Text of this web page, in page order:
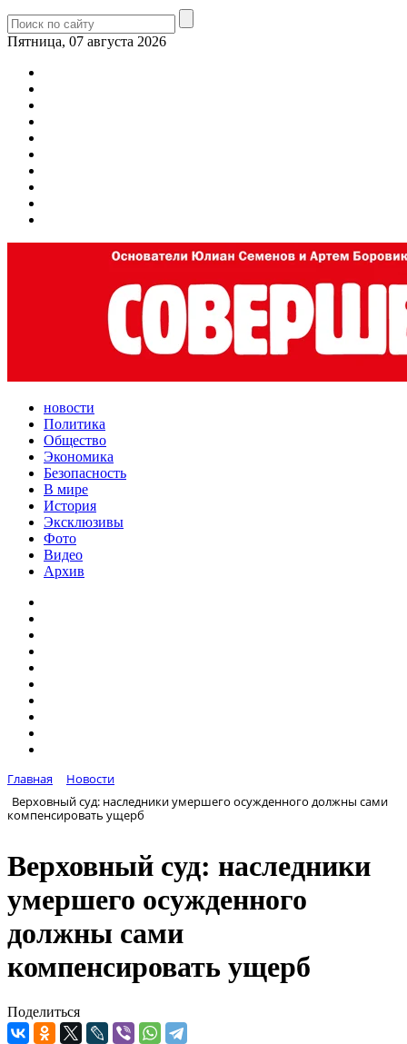
Пятница, 07 августа 2026
новости
Политика
Общество
Экономика
Безопасность
В мире
История
Эксклюзивы
Фото
Видео
Архив
Главная
Новости
Верховный суд: наследники умершего осужденного должны сами
компенсировать ущерб
Верховный суд: наследники
умершего осужденного
должны сами
компенсировать ущерб
Поделиться